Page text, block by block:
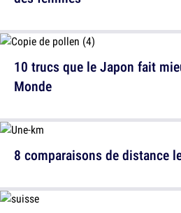
8 comparaisons de distance
10 trucs que le Japon fait
Monde